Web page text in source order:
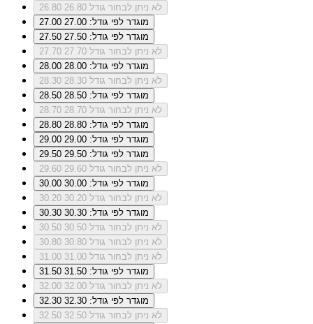
26.80
לא ניתן לבחור גודל 26.80
27.00
מוגדר לפי גודל: 27.00
27.50
מוגדר לפי גודל: 27.50
27.70
לא ניתן לבחור גודל 27.70
28.00
מוגדר לפי גודל: 28.00
28.30
לא ניתן לבחור גודל 28.30
28.50
מוגדר לפי גודל: 28.50
28.70
לא ניתן לבחור גודל 28.70
28.80
מוגדר לפי גודל: 28.80
29.00
מוגדר לפי גודל: 29.00
29.50
מוגדר לפי גודל: 29.50
29.60
לא ניתן לבחור גודל 29.60
30.00
מוגדר לפי גודל: 30.00
30.20
לא ניתן לבחור גודל 30.20
30.30
מוגדר לפי גודל: 30.30
30.50
לא ניתן לבחור גודל 30.50
30.80
לא ניתן לבחור גודל 30.80
31.00
לא ניתן לבחור גודל 31.00
31.50
מוגדר לפי גודל: 31.50
32.00
לא ניתן לבחור גודל 32.00
32.30
מוגדר לפי גודל: 32.30
32.50
לא ניתן לבחור גודל 32.50